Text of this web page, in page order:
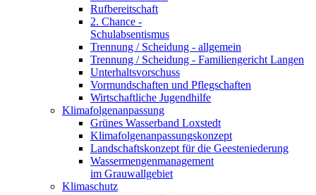
Rufbereitschaft
2. Chance -
Schulabsentismus
Trennung / Scheidung - allgemein
Trennung / Scheidung - Familiengericht Langen
Unterhaltsvorschuss
Vormundschaften und Pflegschaften
Wirtschaftliche Jugendhilfe
Klimafolgenanpassung
Grünes Wasserband Loxstedt
Klimafolgenanpassungskonzept
Landschaftskonzept für die Geesteniederung
Wassermengenmanagement
im Grauwallgebiet
Klimaschutz